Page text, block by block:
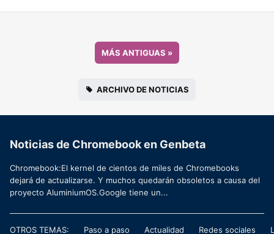
MÁS ANTIGUAS »
ARCHIVO DE NOTICIAS
Noticias de Chromebook en Genbeta
Chromebook:El kernel de cientos de miles de Chromebooks
dejará de actualizarse. Y muchos quedarán obsoletos a causa del
proyecto AluminiumOS.Google tiene un...
OTROS TEMAS: Paso a paso Actualidad Redes sociales